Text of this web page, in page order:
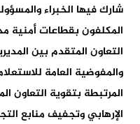
شارك فيها الخبراء
المكلفون بقطاعات أمنية
التعاون المتقدم بين
والمفوضية العامة
المرتبطة بتقوية التعاون
الإرهابي وتجفيف منابع